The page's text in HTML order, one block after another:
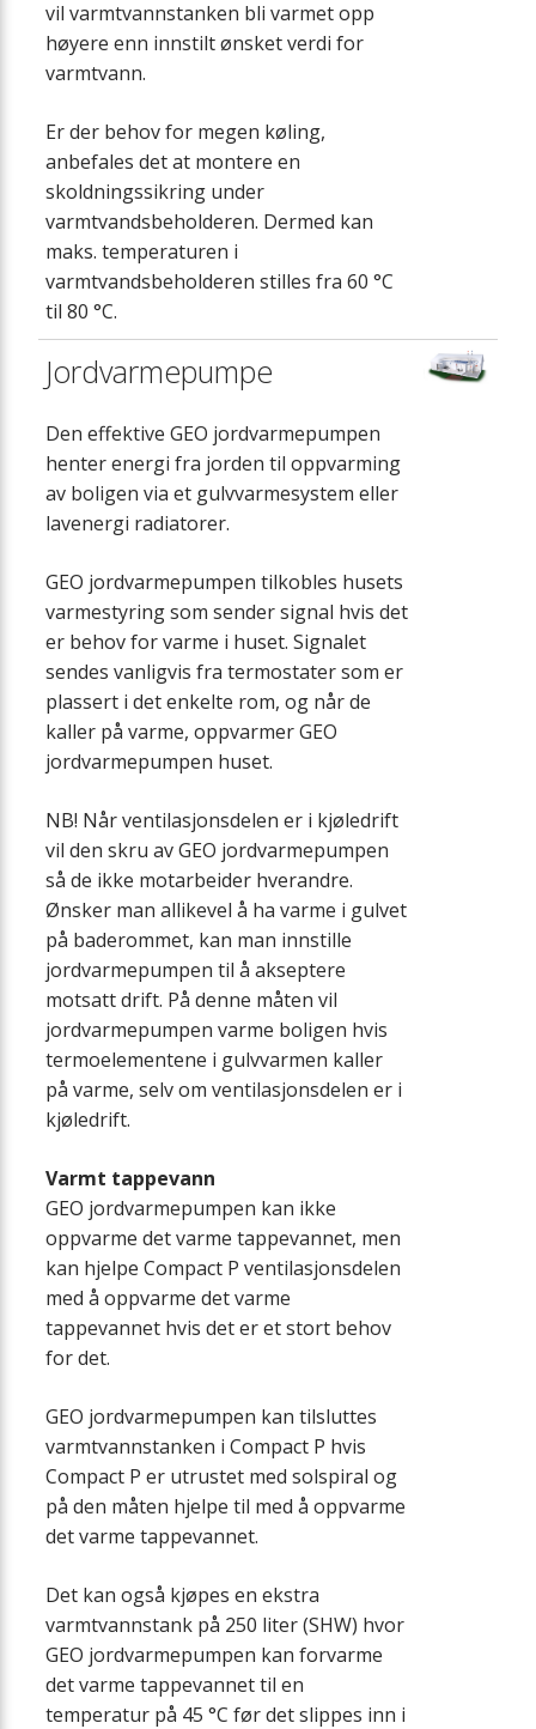
vil varmtvannstanken bli varmet opp
høyere enn innstilt ønsket verdi for
varmtvann.
Er der behov for megen køling,
anbefales det at montere en
skoldningssikring under
varmtvandsbeholderen. Dermed kan
maks. temperaturen i
varmtvandsbeholderen stilles fra 60 °C
til 80 °C.
Jordvarmepumpe
Den effektive GEO jordvarmepumpen
henter energi fra jorden til oppvarming
av boligen via et gulvvarmesystem eller
lavenergi radiatorer.
GEO jordvarmepumpen tilkobles husets
varmestyring som sender signal hvis det
er behov for varme i huset. Signalet
sendes vanligvis fra termostater som er
plassert i det enkelte rom, og når de
kaller på varme, oppvarmer GEO
jordvarmepumpen huset.
NB! Når ventilasjonsdelen er i kjøledrift
vil den skru av GEO jordvarmepumpen
så de ikke motarbeider hverandre.
Ønsker man allikevel å ha varme i gulvet
på baderommet, kan man innstille
jordvarmepumpen til å akseptere
motsatt drift. På denne måten vil
jordvarmepumpen varme boligen hvis
termoelementene i gulvvarmen kaller
på varme, selv om ventilasjonsdelen er i
kjøledrift.
Varmt tappevann
GEO jordvarmepumpen kan ikke
oppvarme det varme tappevannet, men
kan hjelpe Compact P ventilasjonsdelen
med å oppvarme det varme
tappevannet hvis det er et stort behov
for det.
GEO jordvarmepumpen kan tilsluttes
varmtvannstanken i Compact P hvis
Compact P er utrustet med solspiral og
på den måten hjelpe til med å oppvarme
det varme tappevannet.
Det kan også kjøpes en ekstra
varmtvannstank på 250 liter (SHW) hvor
GEO jordvarmepumpen kan forvarme
det varme tappevannet til en
temperatur på 45 °C før det slippes inn i